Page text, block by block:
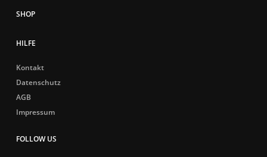
HILFE
Kontakt
Datenschutz
AGB
Impressum
FOLLOW US